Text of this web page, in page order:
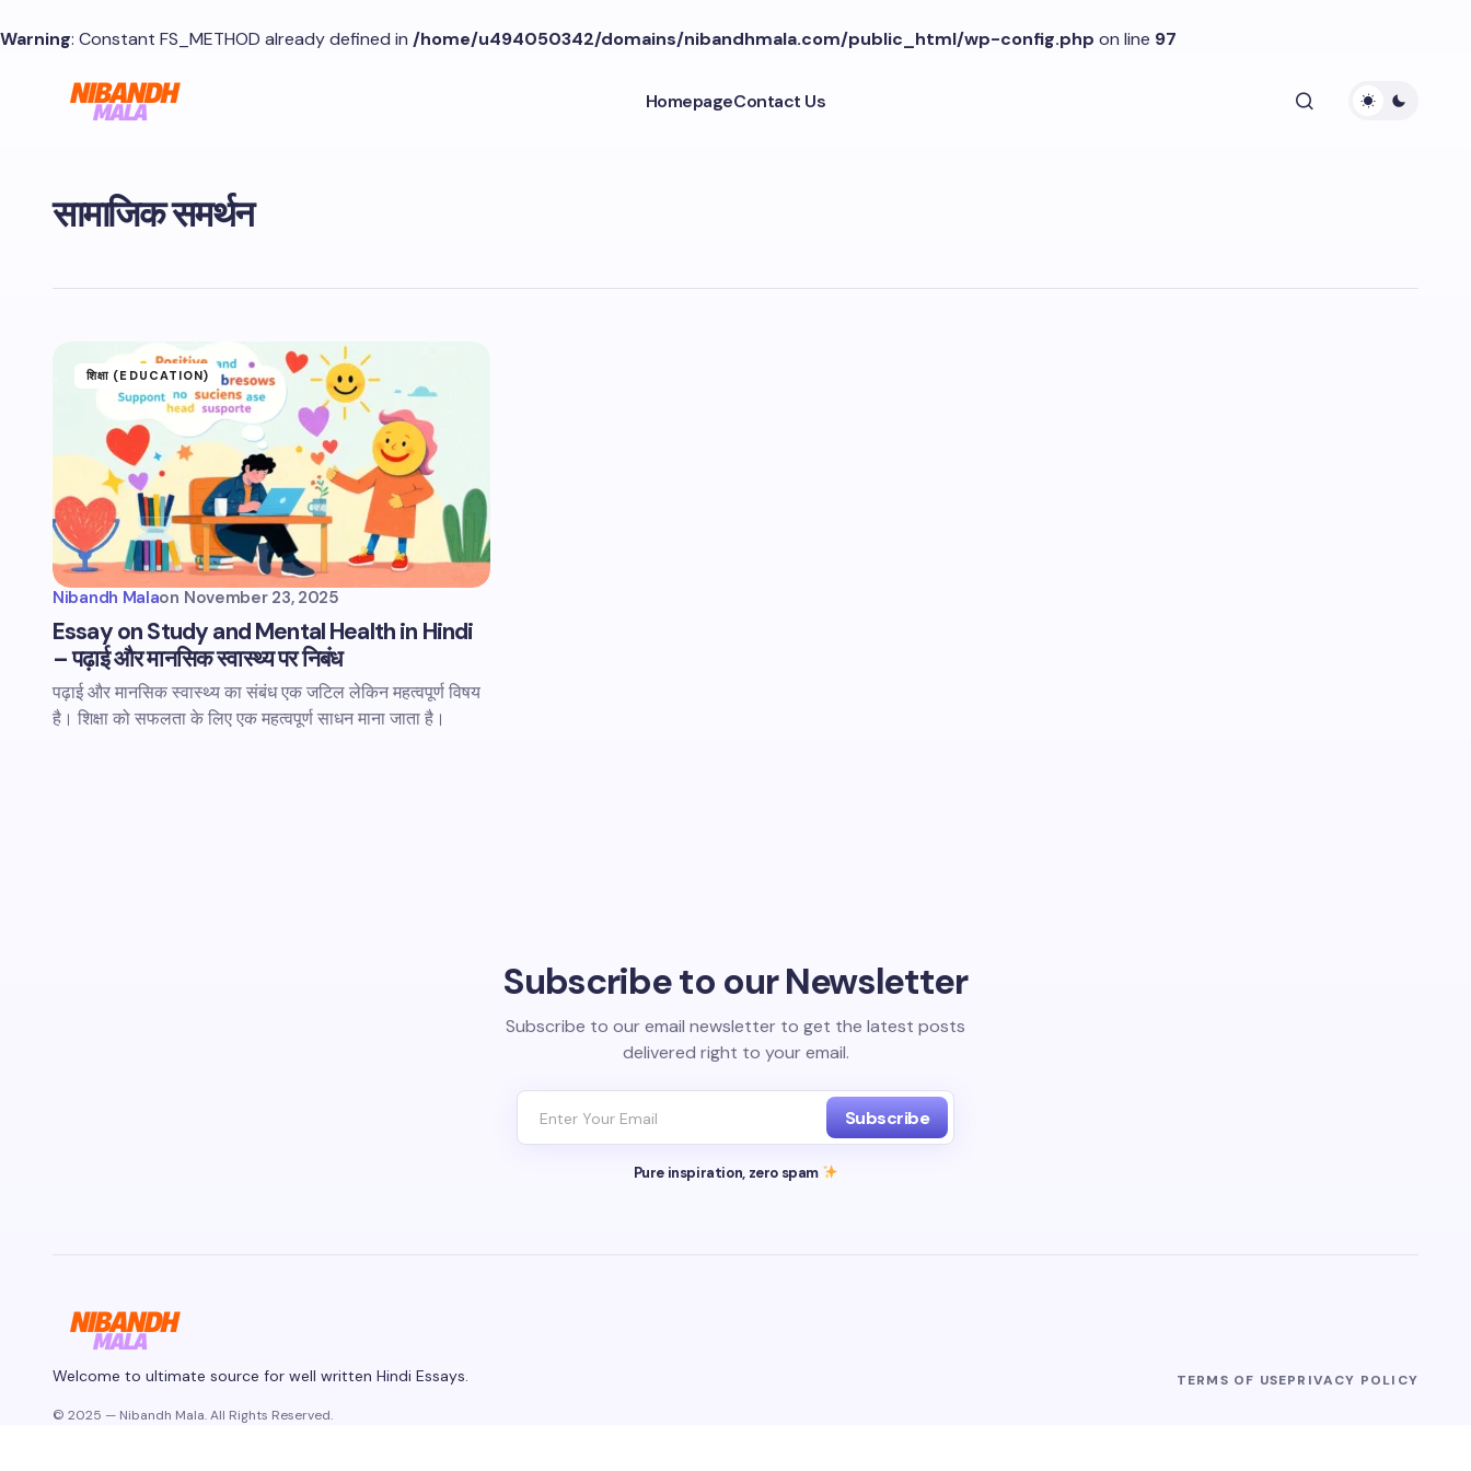
Warning: Constant FS_METHOD already defined in /home/u494050342/domains/nibandhmala.com/public_html/wp-config.php on line 97
HomepageContact Us
सामाजिक समर्थन
शिक्षा (EDUCATION)
Nibandh Malaon November 23, 2025
Essay on Study and Mental Health in Hindi
– पढ़ाई और मानसिक स्वास्थ्य पर निबंध
पढ़ाई और मानसिक स्वास्थ्य का संबंध एक जटिल लेकिन महत्वपूर्ण विषय
है। शिक्षा को सफलता के लिए एक महत्वपूर्ण साधन माना जाता है।
Subscribe to our Newsletter
Subscribe to our email newsletter to get the latest posts
delivered right to your email.
Subscribe
Pure inspiration, zero spam
Welcome to ultimate source for well written Hindi Essays. TERMS OF USEPRIVACY POLICY
© 2025 — Nibandh Mala. All Rights Reserved.